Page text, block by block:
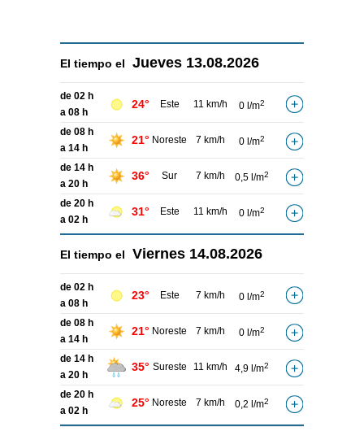
El tiempo el Jueves 13.08.2026
de 02 h
a 08 h
24° Este 11 km/h 0 l/m2
de 08 h
a 14 h
21° Noreste 7 km/h 0 l/m2
de 14 h
a 20 h
36° Sur 7 km/h 0,5 l/m2
de 20 h
a 02 h
31° Este 11 km/h 0 l/m2
El tiempo el Viernes 14.08.2026
de 02 h
a 08 h
23° Este 7 km/h 0 l/m2
de 08 h
a 14 h
21° Noreste 7 km/h 0 l/m2
de 14 h
a 20 h
35° Sureste 11 km/h 4,9 l/m2
de 20 h
a 02 h
25° Noreste 7 km/h 0,2 l/m2